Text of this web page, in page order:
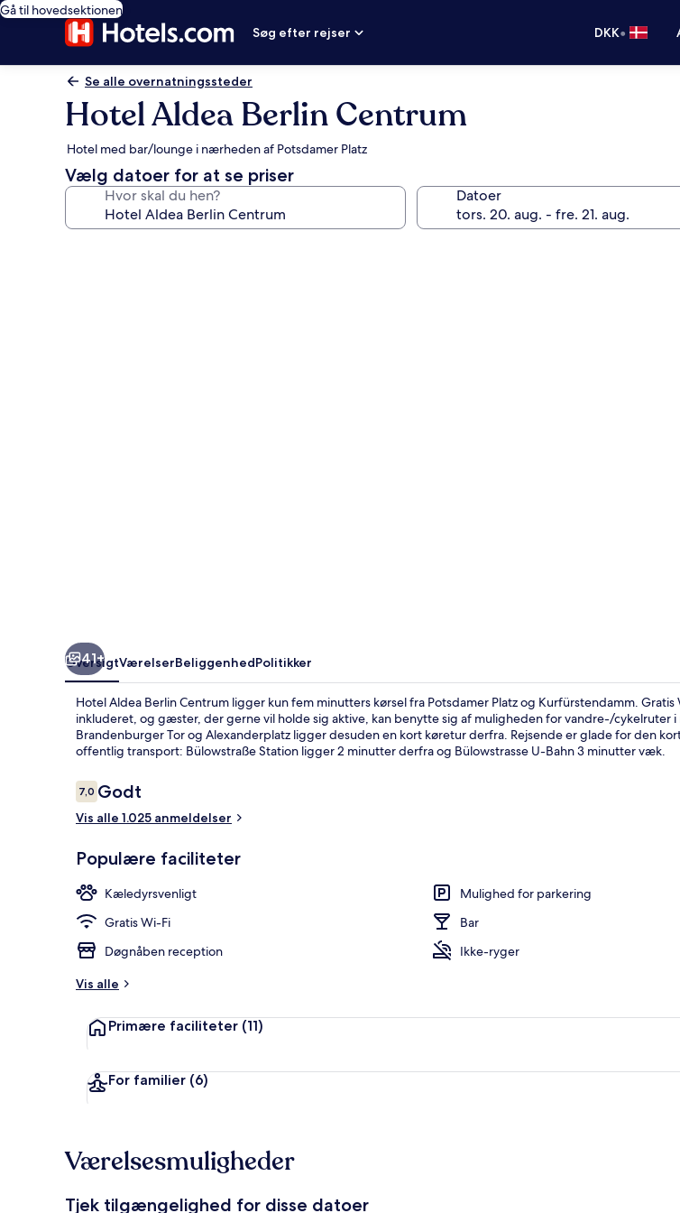
Gå til hovedsektionen
Søg efter rejser
DKK•
Se alle overnatningssteder
Hotel Aldea Berlin Centrum
Hotel med bar/lounge i nærheden af Potsdamer Platz
Vælg datoer for at se priser
Hvor skal du hen? Datoer
41+
OversigtVærelserBeliggenhedPolitikker
Hotel Aldea Berlin Centrum ligger kun fem minutters kørsel fra Potsdamer Platz og Kurfürstendamm. Gratis
inkluderet, og gæster, der gerne vil holde sig aktive, kan benytte sig af muligheden for vandre-/cykelruter
Brandenburger Tor og Alexanderplatz ligger desuden en kort køretur derfra. Rejsende er glade for den
offentlig transport: Bülowstraße Station ligger 2 minutter derfra og Bülowstrasse U-Bahn 3 minutter væk.
Anmeldelser
7,07,0 ud af 10.
Godt
Vis alle 1.025 anmeldelser
Populære faciliteter
Kæledyrsvenligt
Mulighed for parkering
Gratis Wi-Fi
Bar
Døgnåben reception
Ikke-ryger
Vis alle
Primære faciliteter (11)
For familier (6)
Værelsesmuligheder
Tjek tilgængelighed for disse datoer